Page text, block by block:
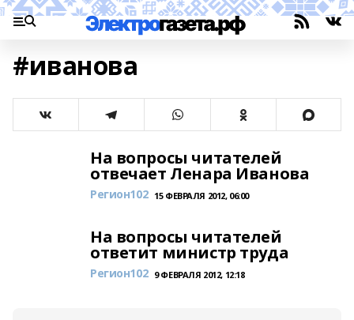
#иванова
На вопросы читателей
отвечает Ленара Иванова
Регион102 15 ФЕВРАЛЯ 2012, 06:00
На вопросы читателей
ответит министр труда
Регион102 9 ФЕВРАЛЯ 2012, 12:18